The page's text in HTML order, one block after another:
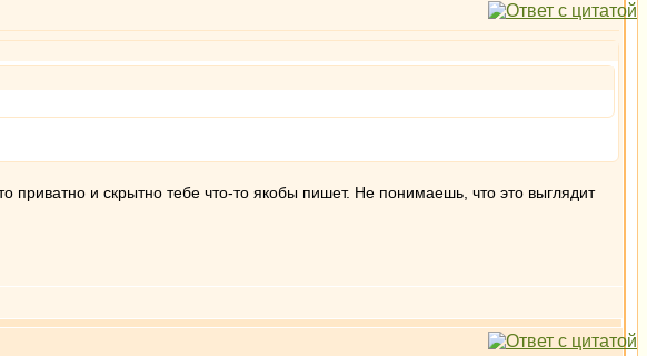
приватно и скрытно тебе что-то якобы пишет. Не понимаешь, что это выглядит